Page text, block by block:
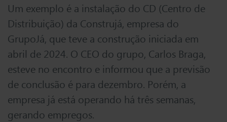
Um exemplo é a instalação do CD (Centro de
Distribuição) da Construjá, empresa do
GrupoJá, que teve a construção iniciada em
abril de 2024. O CEO do grupo, Carlos Braga,
esteve no encontro e informou que a previsão
de conclusão é para dezembro. Porém, a
empresa já está operando há três semanas,
gerando empregos.